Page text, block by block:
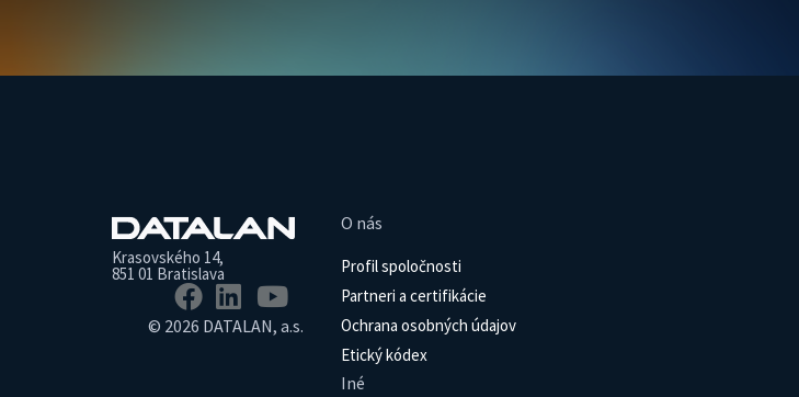
Krasovského 14,
851 01 Bratislava
© 2026 DATALAN, a.s.
O nás
Profil spoločnosti
Partneri a certifikácie
Ochrana osobných údajov
Etický kódex
Iné